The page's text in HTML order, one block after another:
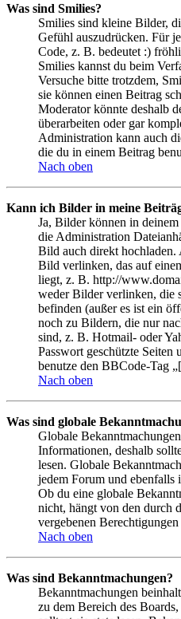
Was sind Smilies?
Smilies sind kleine Bilder,
Gefühl auszudrücken. Für
Code, z. B. bedeutet :)
Smilies kannst du beim
Versuche bitte trotzdem,
sie können einen Beitrag
Moderator könnte deshalb
überarbeiten oder gar
Administration kann auch
die du in einem Beitrag
Nach oben
Kann ich Bilder in meine
Ja, Bilder können in
die Administration
Bild auch direkt hochladen.
Bild verlinken, das auf
liegt, z. B. http://
weder Bilder verlinken, die
befinden (außer es ist ein
noch zu Bildern, die nur
sind, z. B. Hotmail- oder
Passwort geschützte Seiten
benutze den BBCode-Tag
Nach oben
Was sind globale
Globale
Informationen, deshalb
lesen. Globale
jedem Forum und ebenfalls
Ob du eine globale
nicht, hängt von den durch
vergebenen Berechtigungen
Nach oben
Was sind Bekanntmachungen?
Bekanntmachungen
zu dem Bereich des